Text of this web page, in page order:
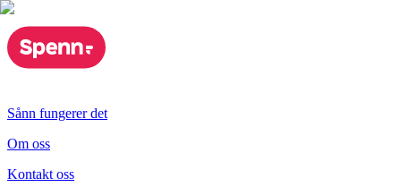
Sånn fungerer det
Om oss
Kontakt oss